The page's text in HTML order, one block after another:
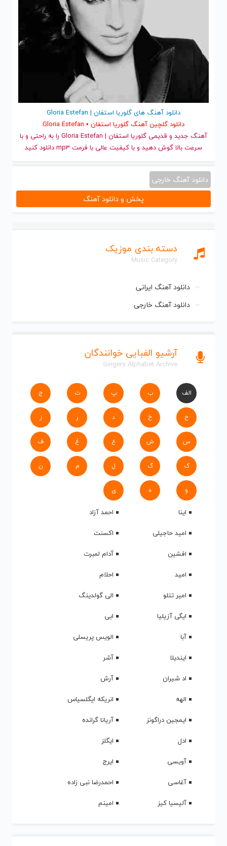
دسته بندی موزیک
Music Category
دانلود آهنگ ایرانی
دانلود آهنگ خارجی
آرشیو الفبایی خوانندگان
Singers Alphabet Archive
الف ب پ ت ج
ح خ د ر ز
س ش ع غ ف
ک گ ل م ن
و ه ی
اینا
احمد آزاد
امید حاجیلی
اکسنت
افشین
آدام لمبرت
امید
احلام
امیر تتلو
الی گولدینگ
ایگی آزیلیا
ابی
آبا
الویس پریسلی
ایندیلا
آشر
اد شیران
آرش
الهه
انریکه ایگلسیاس
ایمجین دراگونز
آریانا گرانده
ادل
ایگلز
آویسی
ایرج
آغاسی
احمدرضا نبی زاده
آلیسیا کیز
امینم
دانلود آهنگ های گلوریا استفان | Gloria Estefan
دانلود گلچین آهنگ گلوریا استفان • Gloria Estefan
آهنگ جدید
و قدیمی گلوریا استفان | Gloria Estefan را به راحتی و با
سرعت بالا گوش دهید و با کیفیت عالی با فرمت mp3 دانلود کنید
دانلود آهنگ خارجی
پخش و دانلود آهنگ